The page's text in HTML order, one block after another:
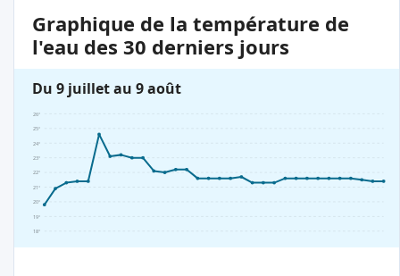
Graphique de la température de
l'eau des 30 derniers jours
Du 9 juillet au 9 août
18°
19°
20°
21°
22°
23°
24°
25°
26°